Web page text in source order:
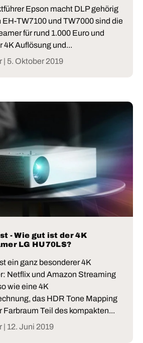
Epson macht DLP gehörig
TW7100 und TW7000 sind die
für rund 1.000 Euro und
4K Auflösung und...
| 5. Oktober 2019
- Wie gut ist der 4K
LG HU70LS?
ein ganz besonderer 4K
Netflix und Amazon Streaming
wie eine 4K
das HDR Tone Mapping
Farbraum Teil des kompakten...
| 12. Juni 2019